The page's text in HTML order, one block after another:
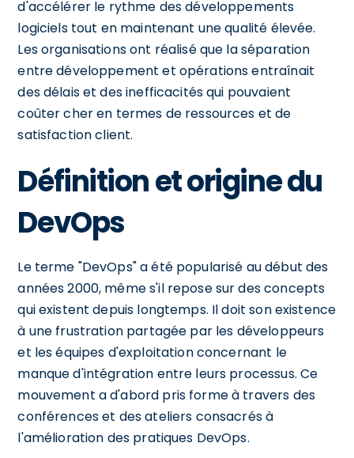
d'accélérer le rythme des développements
logiciels tout en maintenant une qualité élevée.
Les organisations ont réalisé que la séparation
entre développement et opérations entraînait
des délais et des inefficacités qui pouvaient
coûter cher en termes de ressources et de
satisfaction client.
Définition et origine du
DevOps
Le terme "DevOps" a été popularisé au début des
années 2000, même s'il repose sur des concepts
qui existent depuis longtemps. Il doit son existence
à une frustration partagée par les développeurs
et les équipes d'exploitation concernant le
manque d'intégration entre leurs processus. Ce
mouvement a d'abord pris forme à travers des
conférences et des ateliers consacrés à
l'amélioration des pratiques DevOps.